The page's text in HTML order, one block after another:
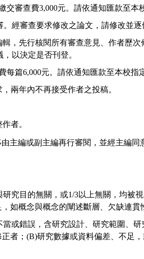
交審查費3,000元。請依通知匯款至本
經審查要求修改之論文，請修改並逐
，先行核閱所有審查意見、作者歷
以決定是否刊登。
每篇6,000元。請依通知匯款至本校指
兩年內不再接受作者之投稿。
者。
主編或副主編再行審閱，並經主編同
研究目的無關，或1/3以上無關，均被
如概念與概念的闡述斷層、欠缺連貫
當或錯誤，含研究設計、研究範圍、
者； (B)研究數據或資料偏差、不足